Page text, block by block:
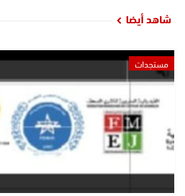
شاهد أيضا
مستجدات